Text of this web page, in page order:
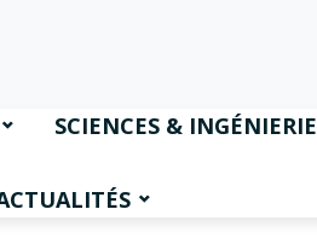
SCIENCES & INGÉNIERIE